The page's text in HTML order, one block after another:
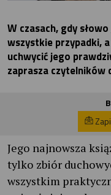
W czasach, gdy
wszystkie przypadki,
uchwycić jego
zaprasza czytelników
Jego najnowsza
tylko zbiór
wszystkim